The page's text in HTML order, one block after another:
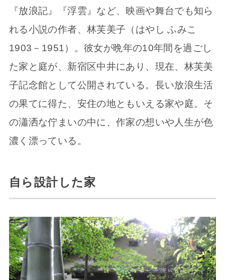
『放浪記』『浮雲』など、映画や舞台でも知ら
れる小説の作者、林芙美子（はやし ふみこ
1903－1951）。彼女が晩年の10年間を過ごし
た家と庭が、新宿区中井にあり、現在、林芙美
子記念館として公開されている。長い放浪生活
の果てに得た、安住の地ともいえる家や庭。そ
の瀟洒な佇まいの中に、作家の想いや人生が色
濃く漂っている。
自ら設計した家